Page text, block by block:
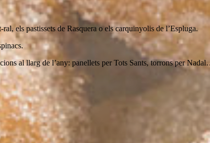
els pastissets de Rasquera o els carquinyolis de l’Espluga.
al llarg de l’any: panellets per Tots Sants, torrons per